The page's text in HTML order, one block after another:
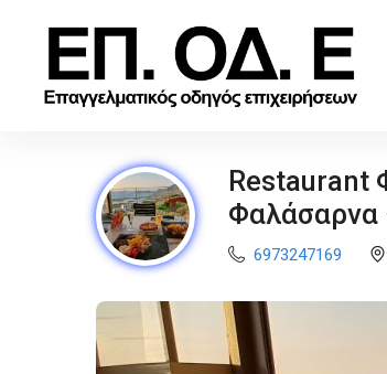
Restaurant
Φαλάσαρνα
6973247169